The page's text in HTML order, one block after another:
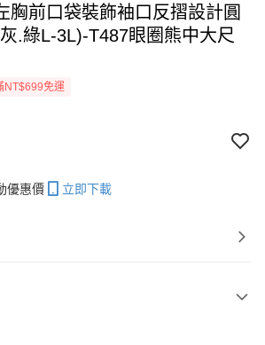
胸前口袋裝飾袖口反摺設計圓
.綠L-3L)-T487眼圈熊中大尺
NT$699免運
優惠價 立即下載